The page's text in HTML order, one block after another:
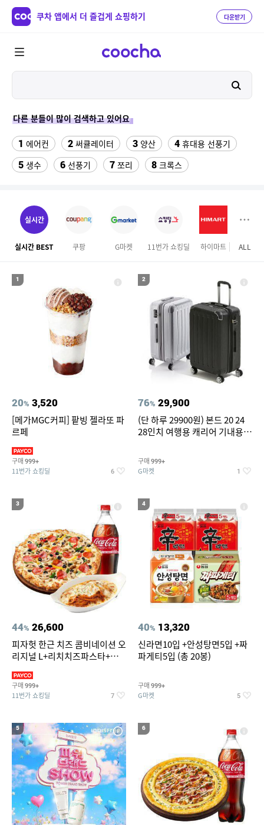
쿠차 앱에서 더 즐겁게 쇼핑하기 다운받기
다른 분들이 많이 검색하고 있어요
1 에어컨 2 써큘레이터 3 양산 4 휴대용 선풍기
5 생수 6 선풍기 7 쪼리 8 크록스
12 여자라인 댄스복
14 다이소C타입 to HDMI 미러링 케이블
16 포켓몬 카드 뱀부3겹대나무화장지 18 가디건
성인용세발자전거중고
ALL
실시간
실시간 BEST 쿠팡 G마켓 11번가 쇼킹딜 하이마트 롯데
1
20% 3,520
[메가MGC커피] 팥빙 젤라또 파
르페
구매 999+
11번가 쇼킹딜 6
2
76% 29,900
(단 하루 29900원) 본드 20 24
28인치 여행용 캐리어 기내용
(20%쿠폰)
구매 999+
G마켓 1
3
44% 26,600
피자헛 한근 치즈 콤비네이션 오
리지널 L+리치치즈파스타+콜
구매 999+
11번가 쇼킹딜 7
4
40% 13,320
신라면10입 +안성탕면5입 +짜
파게티5입 (총 20봉)
구매 999+
G마켓 5
5 6